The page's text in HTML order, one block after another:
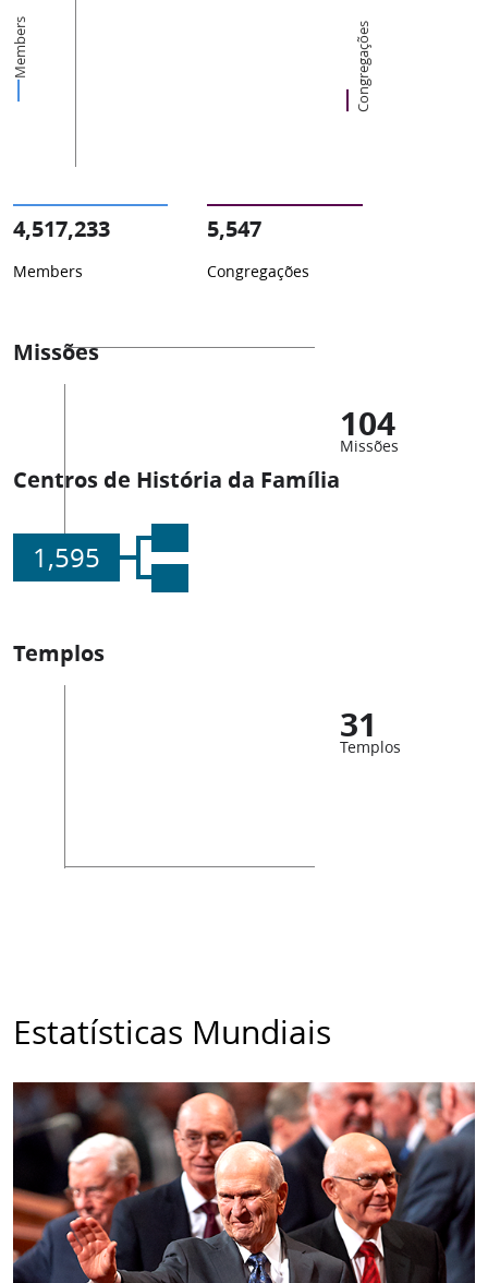
Members Congregações
4,517,233
Members
5,547
Congregações
Missões
104
Missões
Centros de História da Família
1,595
Templos
31
Templos
Estatísticas Mundiais